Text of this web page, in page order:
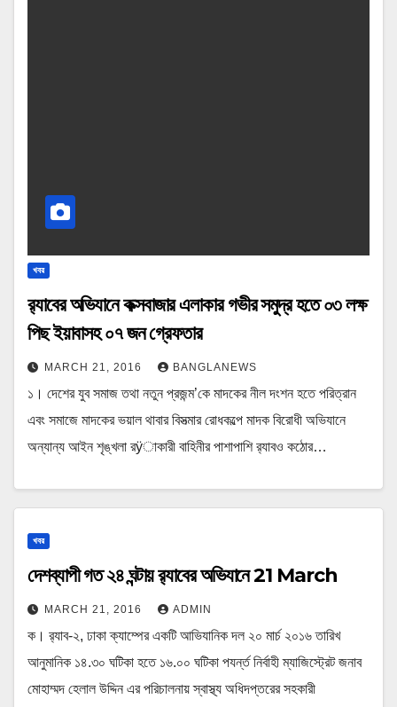
খবর
র‌্যাবের অভিযানে কক্সবাজার এলাকার গভীর সমুদ্র হতে ০৩ লক্ষ
পিছ ইয়াবাসহ ০৭ জন গ্রেফতার
MARCH 21, 2016 BANGLANEWS
১। দেশের যুব সমাজ তথা নতুন প্রজন্ম’কে মাদকের নীল দংশন হতে পরিত্রান
এবং সমাজে মাদকের ভয়াল থাবার বিসত্মার রোধকল্পে মাদক বিরোধী অভিযানে
অন্যান্য আইন শৃঙ্খলা রÿাকারী বাহিনীর পাশাপাশি র‌্যাবও কঠোর…
খবর
দেশব্যাপী গত ২৪ ঘন্টায় র‌্যাবের অভিযানে 21 March
MARCH 21, 2016 ADMIN
ক। র‌্যাব-২, ঢাকা ক্যাম্পের একটি আভিযানিক দল ২০ মার্চ ২০১৬ তারিখ
আনুমানিক ১৪.৩০ ঘটিকা হতে ১৬.০০ ঘটিকা পযর্ন্ত নির্বাহী ম্যাজিস্ট্রেট জনাব
মোহাম্মদ হেলাল উদ্দিন এর পরিচালনায় স্বাস্থ্য অধিদপ্তরের সহকারী